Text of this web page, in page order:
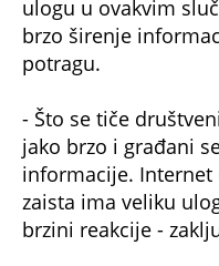
ulogu u ovakvim
brzo širenje
potragu.
- Što se tiče
jako brzo i građani
informacije.
zaista ima veliku
brzini reakcije -